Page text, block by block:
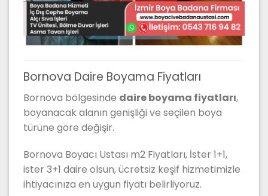
Bornova Daire Boyama Fiyatları
Bornova bölgesinde daire boyama fiyatları,
boyanacak alanın genişliği ve seçilen boya
türüne göre değişir.
Bornova Boyacı Ustası m2 Fiyatları, İster 1+1,
ister 3+1 daire olsun, ücretsiz keşif hizmetimizle
ihtiyacınıza en uygun fiyatı belirliyoruz.